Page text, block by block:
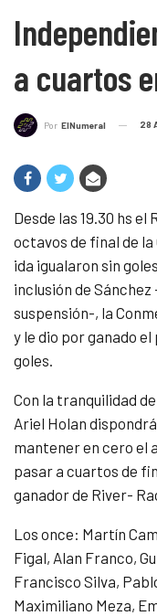
a cuartos
Por ElNumeral 28
Desde las 19.30 hs
octavos de final de
ida igualaron sin
inclusión de Sánchez
suspensión-, la
y le dio por ganado
goles.
Con la tranquilidad
Ariel Holan
mantener en cero el
pasar a cuartos de
ganador de River-
Los once: Martín
Figal, Alan Franco,
Francisco Silva,
Maximiliano Meza,